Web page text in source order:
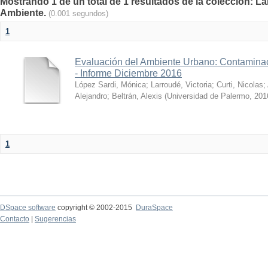
Ambiente. (0.001 segundos)
1
Evaluación del Ambiente Urbano:
- Informe Diciembre 2016
López Sardi, Mónica; Larroudé, Victoria; Curti, Nicolas;
Alejandro; Beltrán, Alexis (Universidad de Palermo,
1
DSpace software copyright © 2002-2015
DuraSpace
Contacto
Sugerencias